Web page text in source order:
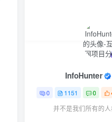
InfoHunter
0 1151 0
并不是我们所有的